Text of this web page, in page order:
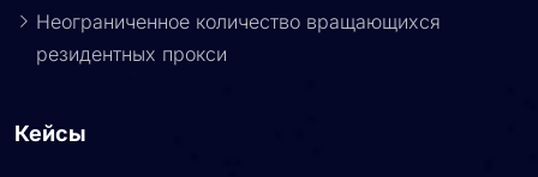
Неограниченное количество вращающихся
резидентных прокси
Кейсы